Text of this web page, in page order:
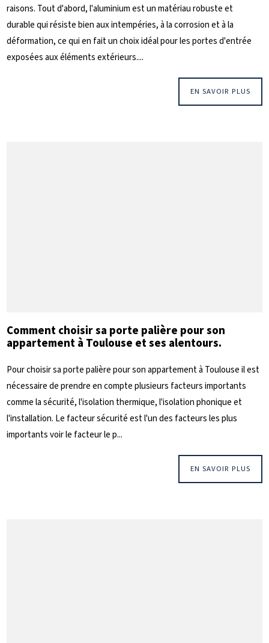
raisons. Tout d'abord, l'aluminium est un matériau robuste et
durable qui résiste bien aux intempéries, à la corrosion et à la
déformation, ce qui en fait un choix idéal pour les portes d'entrée
exposées aux éléments extérieurs....
EN SAVOIR PLUS
Comment choisir sa porte palière pour son
appartement à Toulouse et ses alentours.
Pour choisir sa porte palière pour son appartement à Toulouse il est
nécessaire de prendre en compte plusieurs facteurs importants
comme la sécurité, l'isolation thermique, l'isolation phonique et
l'installation. Le facteur sécurité est l'un des facteurs les plus
importants voir le facteur le p...
EN SAVOIR PLUS